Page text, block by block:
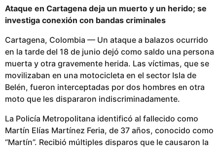
Ataque en Cartagena deja un muerto y un herido; se
investiga conexión con bandas criminales
Cartagena, Colombia — Un ataque a balazos ocurrido
en la tarde del 18 de junio dejó como saldo una persona
muerta y otra gravemente herida. Las víctimas, que se
movilizaban en una motocicleta en el sector Isla de
Belén, fueron interceptadas por dos hombres en otra
moto que les dispararon indiscriminadamente.
La Policía Metropolitana identificó al fallecido como
Martín Elías Martínez Feria, de 37 años, conocido como
“Martín”. Recibió múltiples disparos que le causaron la